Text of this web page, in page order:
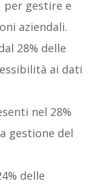
per gestire e
aziendali.
28% delle
ai dati
nel 28%
gestione del
delle